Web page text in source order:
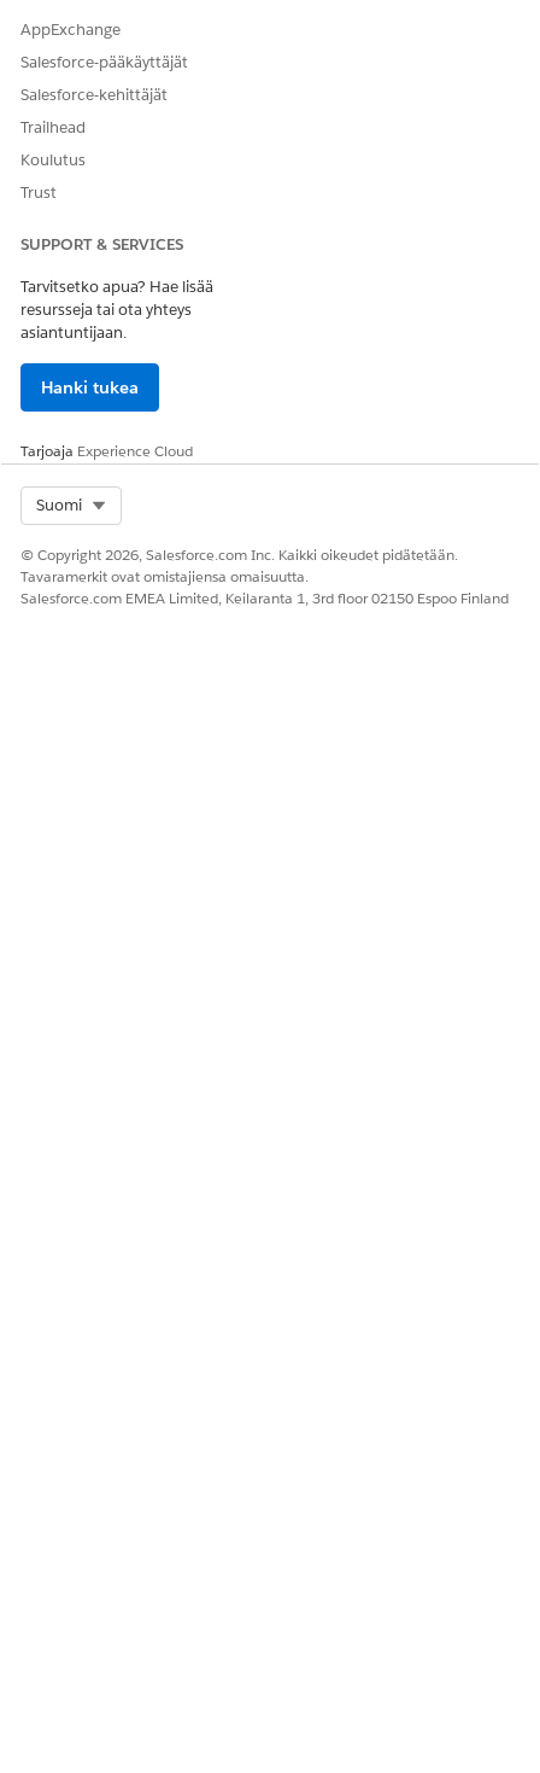
Doctor -tietuetyyppi.
Toimialueen lääkärin tilin erätyöt
Erätyöt ovat automatisoituja prosesseja, jotka on
suunniteltu hallitsemaan Institution Doctor -tilejä
tehokkaasti. Varmista, että kaikki Institution Doctor -tilit
ajoittamalla se myöhemmin.
RATKAISIKO TÄMÄ ARTIKKELI ONGELMASI?
AppExchange
Salesforce-pääkäyttäjät
Salesforce-kehittäjät
Trailhead
Koulutus
Trust
SUPPORT & SERVICES
Tarvitsetko apua? Hae lisää
resursseja tai ota yhteys
asiantuntijaan.
Hanki tukea
Tarjoaja Experience Cloud
Suomi
© Copyright 2026, Salesforce.com Inc. Kaikki oikeudet pidätetään.
Tavaramerkit ovat omistajiensa omaisuutta.
Salesforce.com EMEA Limited, Keilaranta 1, 3rd floor 02150 Espoo Finland